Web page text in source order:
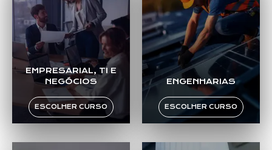
EMPRESARIAL, TI E
NEGÓCIOS
ESCOLHER CURSO
ENGENHARIAS
ESCOLHER CURSO